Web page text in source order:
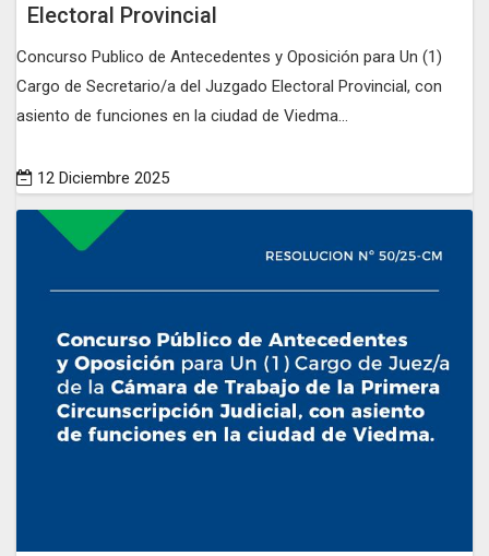
Electoral Provincial
Concurso Publico de Antecedentes y Oposición para Un (1)
Cargo de Secretario/a del Juzgado Electoral Provincial, con
asiento de funciones en la ciudad de Viedma...
12 Diciembre 2025